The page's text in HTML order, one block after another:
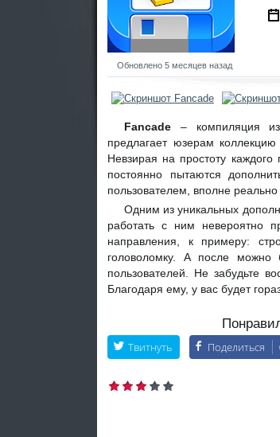
Обновлено 5 месяцев назад
Fancade – компиляция из
предлагает юзерам
Невзирая на простоту каждого
постоянно пытаются
пользователем, вполне
Одним из уникальных
работать с ним невероятно
направления, к примеру:
головоломку. А после можно
пользователей. Не забудьте
Благодаря ему, у вас будет
Твитнуть Поделиться